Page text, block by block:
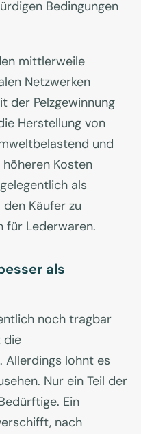
Bedingungen
mittlerweile
Netzwerken
der Pelzgewinnung
Herstellung von
und
Kosten
als
Käufer zu
für Lederwaren.
als
noch tragbar
die
Allerdings lohnt es
Nur ein Teil der
Ein
nach